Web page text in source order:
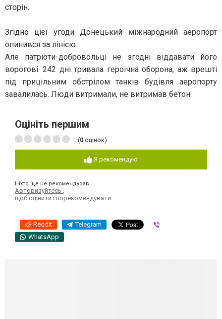
сторін.
Згідно цієї угоди Донецький міжнародний аеропорт
опинився за лінією.
Але патріоти-добровольці не згодні віддавати його
ворогові. 242 дні тривала героїчна оборона, аж врешті
під прицільним обстрілом танків будівля аеропорту
завалилась. Люди витримали, не витримав бетон.
Оцініть першим
(0 оцінок)
Я рекомендую
Ніхто ще не рекомендував
Авторизуйтесь ,
щоб оцінити і порекомендувати
Reddit Telegram
WhatsApp